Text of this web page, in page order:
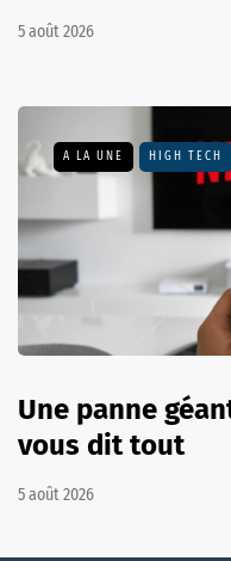
5 août 2026
A LA UNE HIGH TECH
Une panne
vous dit tout
5 août 2026